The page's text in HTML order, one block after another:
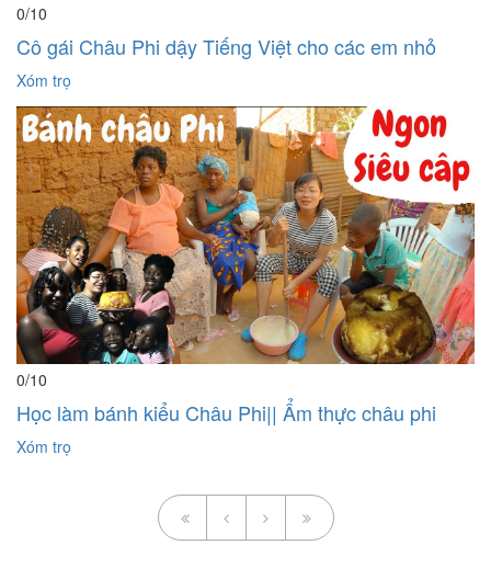
0/10
Cô gái Châu Phi dậy Tiếng Việt cho các em nhỏ
Xóm trọ
0/10
Học làm bánh kiểu Châu Phi|| Ẩm thực châu phi
Xóm trọ